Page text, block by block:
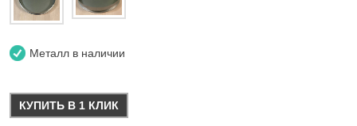
Металл в наличии
КУПИТЬ В 1 КЛИК